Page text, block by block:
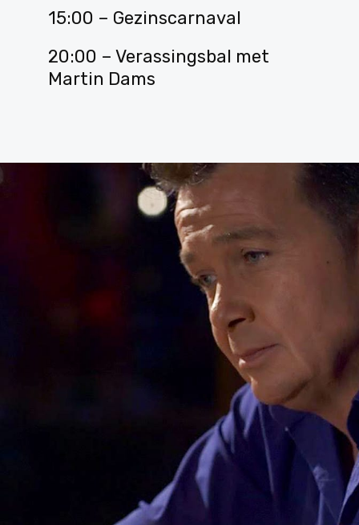
15:00 – Gezinscarnaval
20:00 – Verassingsbal met
Martin Dams